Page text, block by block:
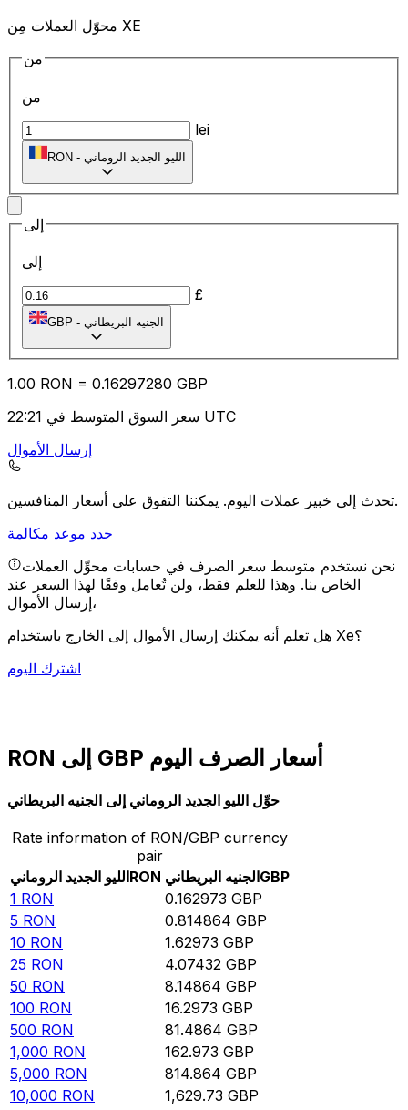
محوّل العملات مِن XE
من
من
lei
RON - الليو الجديد الروماني
إلى
إلى
£
GBP - الجنيه البريطاني
1.00 RON = 0.16297280 GBP
سعر السوق المتوسط في 22:21 UTC
إرسال الأموال
تحدث إلى خبير عملات اليوم.يمكننا التفوق على أسعار المنافسين.
حدد موعد مكالمة
نحن نستخدم متوسط سعر الصرف في حسابات محوِّل العملات
الخاص بنا. وهذا للعلم فقط، ولن تُعامل وفقًا لهذا السعر عند
إرسال الأموال،
هل تعلم أنه يمكنك إرسال الأموال إلى الخارج باستخدام Xe؟
اشترك اليوم
RON إلى GBP أسعار الصرف اليوم
حوِّل الليو الجديد الروماني إلى الجنيه البريطاني
Rate information of RON/GBP currency
pair
الليو الجديد الرومانيRON الجنيه البريطانيGBP
1 RON 0.162973 GBP
5 RON 0.814864 GBP
10 RON 1.62973 GBP
25 RON 4.07432 GBP
50 RON 8.14864 GBP
100 RON 16.2973 GBP
500 RON 81.4864 GBP
1,000 RON 162.973 GBP
5,000 RON 814.864 GBP
10,000 RON 1,629.73 GBP